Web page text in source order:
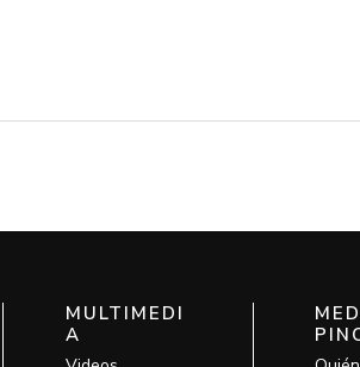
MULTIMEDI
A